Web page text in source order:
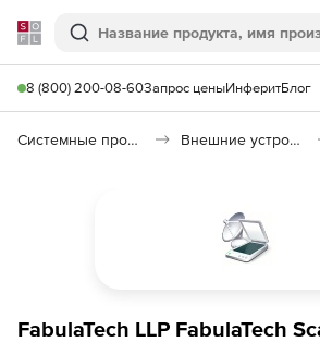
Softline
Поиск
8 (800) 200-08-60Запрос ценыИнферитБлог
Системные программы Внешние устройства
FabulaTech LLP FabulaTech